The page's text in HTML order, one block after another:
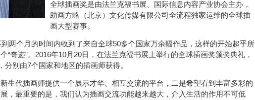
全球插画奖是由法兰克福书展、国际信息内容产业协会主办，
助画方略（北京）文化传媒有限公司全流程独家运维的全球插
画大型赛事。
两个月的时间内收到了来自全球50多个国家万余幅作品，这样的开始超乎所
“奇迹”。2016年10月20日，在法兰克福书展上举行的全球插画奖颁奖典礼，
别由7个国家和地区的插画师获得。
生代插画师提供一个展示才华、相互交流的平台，二是希望看到丰富多彩的
，最重要的是，我们认为插画交流功能越来越大，介入生活的作用不可低